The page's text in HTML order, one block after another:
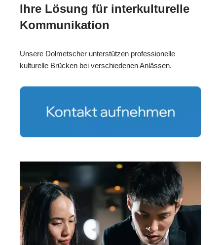
Ihre Lösung für interkulturelle
Kommunikation
Unsere Dolmetscher unterstützen professionelle
kulturelle Brücken bei verschiedenen Anlässen.